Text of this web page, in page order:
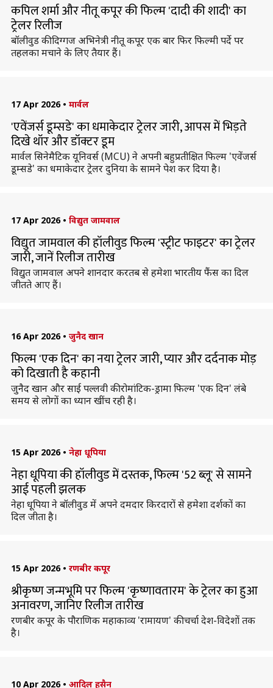
कपिल शर्मा और नीतू कपूर की फिल्म 'दादी की शादी' का
ट्रेलर रिलीज
बॉलीवुड की दिग्गज अभिनेत्री नीतू कपूर एक बार फिर फिल्मी पर्दे पर
तहलका मचाने के लिए तैयार हैं।
17 Apr 2026 • मार्वल
'एवेंजर्स डूम्सडे' का धमाकेदार ट्रेलर जारी, आपस में भिड़ते
दिखे थॉर और डॉक्टर डूम
मार्वल सिनेमैटिक यूनिवर्स (MCU) ने अपनी बहुप्रतीक्षित फिल्म 'एवेंजर्स
डूम्सडे' का धमाकेदार ट्रेलर दुनिया के सामने पेश कर दिया है।
17 Apr 2026 • विद्युत जामवाल
विद्युत जामवाल की हॉलीवुड फिल्म 'स्ट्रीट फाइटर' का ट्रेलर
जारी, जानें रिलीज तारीख
विद्युत जामवाल अपने शानदार करतब से हमेशा भारतीय फैंस का दिल
जीतते आए हैं।
16 Apr 2026 • जुनैद खान
फिल्म 'एक दिन' का नया ट्रेलर जारी, प्यार और दर्दनाक मोड़
को दिखाती है कहानी
जुनैद खान और साई पल्लवी की रोमांटिक-ड्रामा फिल्म 'एक दिन' लंबे
समय से लोगों का ध्यान खींच रही है।
15 Apr 2026 • नेहा धूपिया
नेहा धूपिया की हॉलीवुड में दस्तक, फिल्म '52 ब्लू' से सामने
आई पहली झलक
नेहा धूपिया ने बॉलीवुड में अपने दमदार किरदारों से हमेशा दर्शकों का
दिल जीता है।
15 Apr 2026 • रणबीर कपूर
श्रीकृष्ण जन्मभूमि पर फिल्म 'कृष्णावतारम' के ट्रेलर का हुआ
अनावरण, जानिए रिलीज तारीख
रणबीर कपूर के पौराणिक महाकाव्य 'रामायण' की चर्चा देश-विदेशों तक
है।
10 Apr 2026 • आदिल हुसैन